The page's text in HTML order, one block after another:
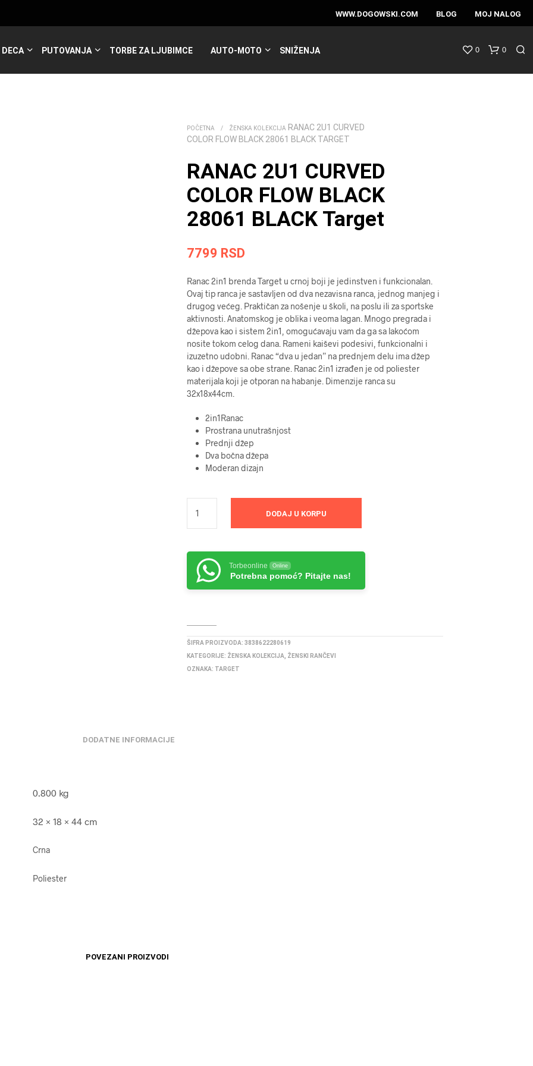
WWW.DOGOWSKI.COM BLOG MOJ NALOG
DECA PUTOVANJA TORBE ZA LJUBIMCE AUTO-MOTO SNIŽENJA 0 0
POČETNA / ŽENSKA KOLEKCIJA RANAC 2U1 CURVED
COLOR FLOW BLACK 28061 BLACK TARGET
RANAC 2U1 CURVED
COLOR FLOW BLACK
28061 BLACK Target
7799 RSD
Ranac 2in1 brenda Target u crnoj boji je jedinstven i funkcionalan.
Ovaj tip ranca je sastavljen od dva nezavisna ranca, jednog manjeg i
drugog većeg. Praktičan za nošenje u školi, na poslu ili za sportske
aktivnosti. Anatomskog je oblika i veoma lagan. Mnogo pregrada i
džepova kao i sistem 2in1, omogućavaju vam da ga sa lakoćom
nosite tokom celog dana. Rameni kaiševi podesivi, funkcionalni i
izuzetno udobni. Ranac “dva u jedan” na prednjem delu ima džep
kao i džepove sa obe strane. Ranac 2in1 izrađen je od poliester
materijala koji je otporan na habanje. Dimenzije ranca su
32x18x44cm.
2in1Ranac
Prostrana unutrašnjost
Prednji džep
Dva bočna džepa
Moderan dizajn
DODAJ U KORPU
Torbeonline Online
Potrebna pomoć? Pitajte nas!
ŠIFRA PROIZVODA:3838622280619
KATEGORIJE: ŽENSKA KOLEKCIJA
ŽENSKI RANČEVI
OZNAKA: TARGET
DODATNE INFORMACIJE
0.800 kg
32 × 18 × 44 cm
Crna
Poliester
POVEZANI PROIZVODI